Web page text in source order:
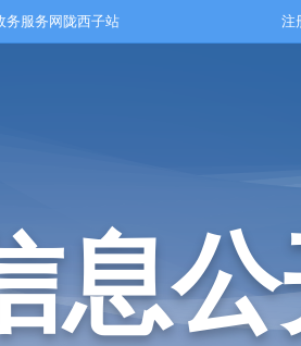
务服务网陇西子站 注
息